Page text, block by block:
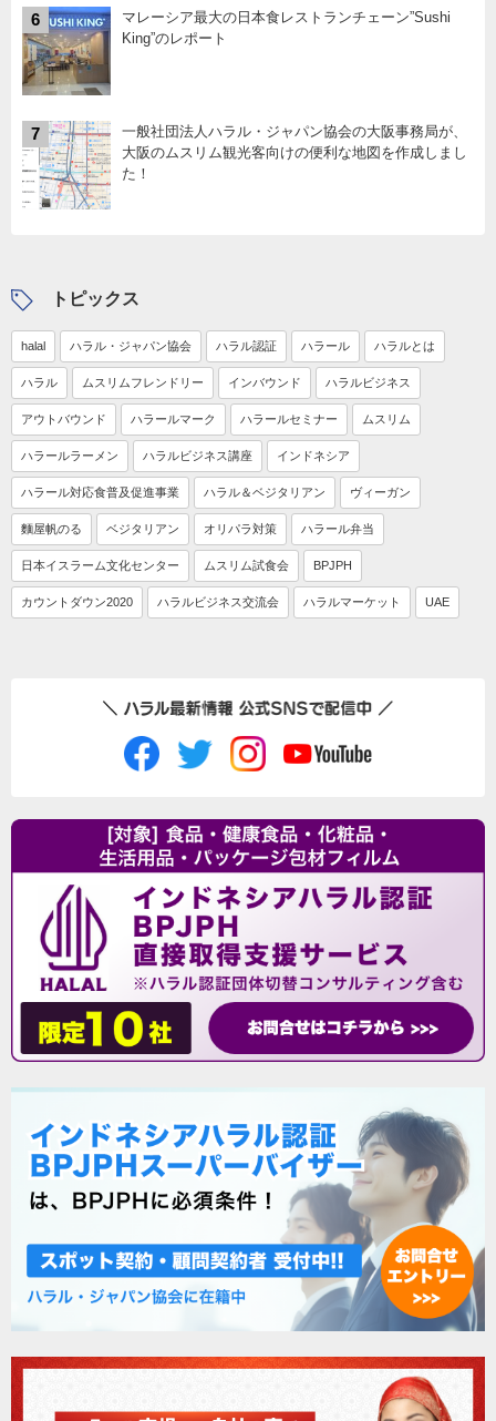
6
マレーシア最大の日本食レストランチェーン”Sushi
King”のレポート
7
一般社団法人ハラル・ジャパン協会の大阪事務局が、
大阪のムスリム観光客向けの便利な地図を作成しまし
た！
トピックス
halal ハラル・ジャパン協会 ハラル認証 ハラール ハラルとは
ハラル ムスリムフレンドリー インバウンド ハラルビジネス
アウトバウンド ハラールマーク ハラールセミナー ムスリム
ハラールラーメン ハラルビジネス講座 インドネシア
ハラール対応食普及促進事業 ハラル＆ベジタリアン ヴィーガン
麵屋帆のる ベジタリアン オリパラ対策 ハラール弁当
日本イスラーム文化センター ムスリム試食会 BPJPH
カウントダウン2020 ハラルビジネス交流会 ハラルマーケット UAE